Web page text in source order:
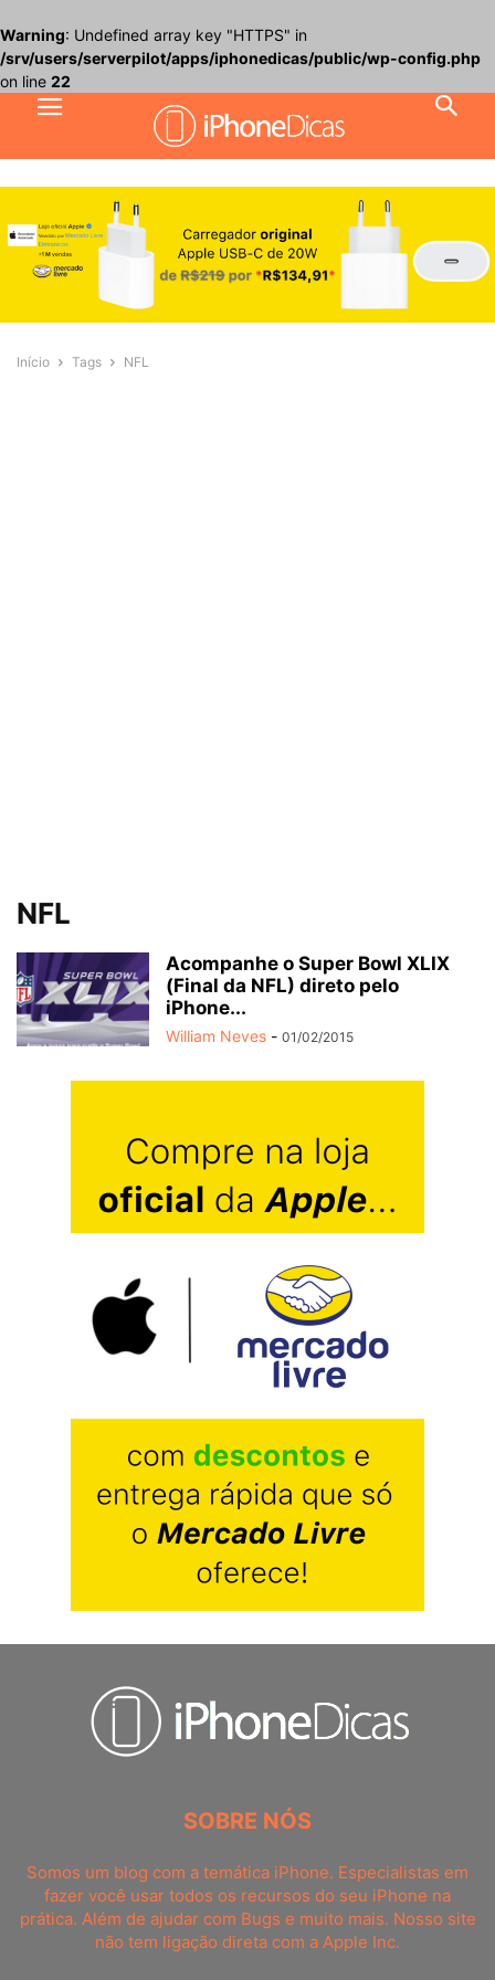
Warning: Undefined array key "HTTPS" in
/srv/users/serverpilot/apps/iphonedicas/public/wp-config.php
on line 22
Início Tags NFL
NFL
Acompanhe o Super Bowl XLIX
(Final da NFL) direto pelo
iPhone...
William Neves - 01/02/2015
SOBRE NÓS
Somos um blog com a temática iPhone. Especialistas em
fazer você usar todos os recursos do seu iPhone na
prática. Além de ajudar com Bugs e muito mais. Nosso site
não tem ligação direta com a Apple Inc.